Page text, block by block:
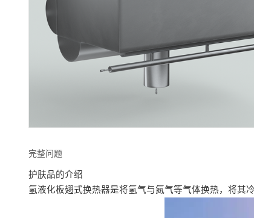
完整问题
护肤品的介绍
氢液化板翅式换热器是将氢气与氮气等气体换热，将其